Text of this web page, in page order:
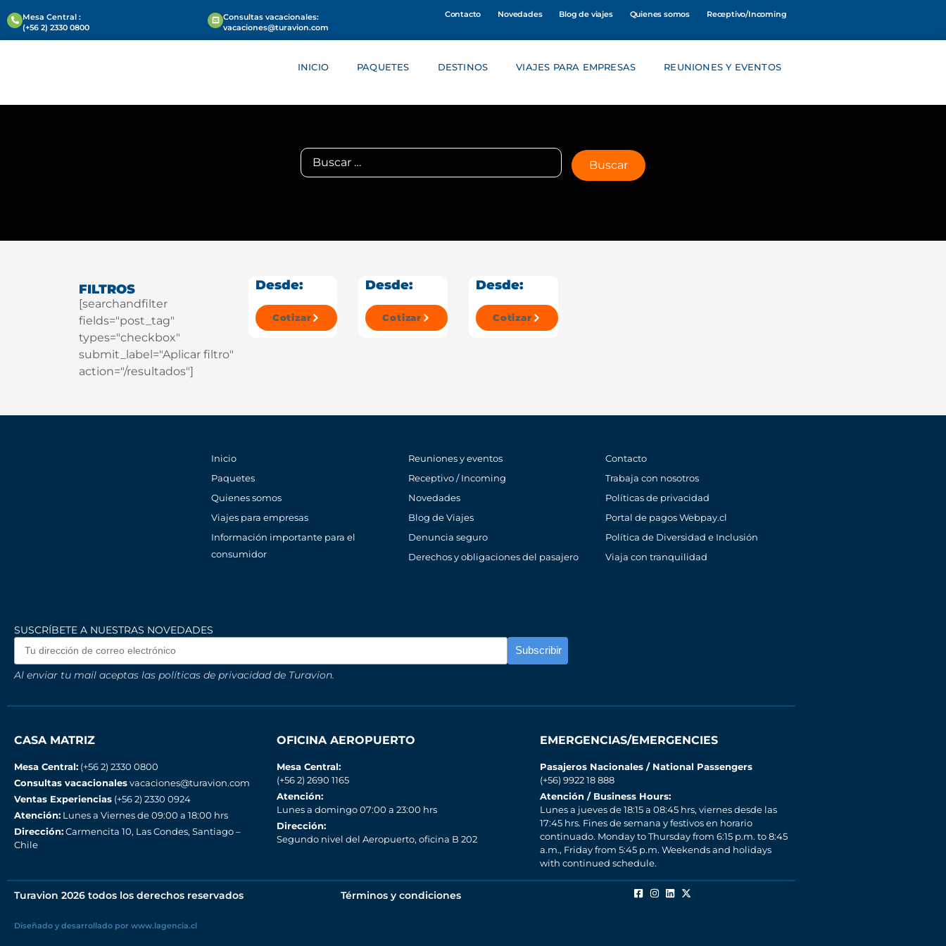
Mesa Central :
(+56 2) 2330 0800
Consultas vacacionales:
vacaciones@turavion.com
Contacto Novedades Blog de viajes Quienes somos Receptivo/Incoming
INICIO PAQUETES DESTINOS VIAJES PARA EMPRESAS REUNIONES Y EVENTOS
FILTROS
[searchandfilter
fields="post_tag"
types="checkbox"
submit_label="Aplicar filtro"
action="/resultados"]
Desde:
Cotizar
Desde:
Cotizar
Desde:
Cotizar
Inicio
Paquetes
Quienes somos
Viajes para empresas
Información importante para el
consumidor
Reuniones y eventos
Receptivo / Incoming
Novedades
Blog de Viajes
Denuncia seguro
Derechos y obligaciones del pasajero
Contacto
Trabaja con nosotros
Políticas de privacidad
Portal de pagos Webpay.cl
Política de Diversidad e Inclusión
Viaja con tranquilidad
SUSCRÍBETE A NUESTRAS NOVEDADES
Al enviar tu mail aceptas las políticas de privacidad de Turavion.
CASA MATRIZ
Mesa Central: (+56 2) 2330 0800
Consultas vacacionalesvacaciones@turavion.com
Ventas Experiencias (+56 2) 2330 0924
Atención: Lunes a Viernes de 09:00 a 18:00 hrs
Dirección:Carmencita 10, Las Condes, Santiago –
Chile
OFICINA AEROPUERTO
Mesa Central:
(+56 2) 2690 1165
Atención:
Lunes a domingo 07:00 a 23:00 hrs
Dirección:
Segundo nivel del Aeropuerto, oficina B 202
EMERGENCIAS/EMERGENCIES
Pasajeros Nacionales / National Passengers
(+56) 9922 18 888
Atención / Business Hours:
Lunes a jueves de 18:15 a 08:45 hrs, viernes desde las
17:45 hrs. Fines de semana y festivos en horario
continuado. Monday to Thursday from 6:15 p.m. to 8:45
a.m., Friday from 5:45 p.m. Weekends and holidays
with continued schedule.
Turavion 2026 todos los derechos reservados Términos y condiciones
Diseñado y desarrollado por www.lagencia.cl